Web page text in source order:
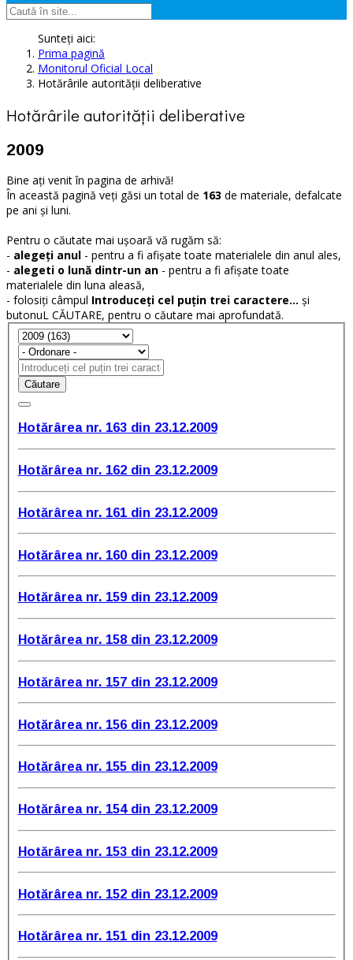
Sunteți aici:
Prima pagină
Monitorul Oficial Local
Hotărârile autorităţii deliberative
Hotărârile autorităţii deliberative
2009
Bine ați venit în pagina de arhivă!
În această pagină veți găsi un total de 163 de materiale, defalcate
pe ani și luni.
Pentru o căutate mai ușoară vă rugăm să:
- alegeți anul - pentru a fi afișate toate materialele din anul ales,
- alegeti o lună dintr-un an - pentru a fi afișate toate
materialele din luna aleasă,
- folosiți câmpul Introduceți cel puțin trei caractere... și
butonuL CĂUTARE, pentru o căutare mai aprofundată.
Căutare
Hotărârea nr. 163 din 23.12.2009
Hotărârea nr. 162 din 23.12.2009
Hotărârea nr. 161 din 23.12.2009
Hotărârea nr. 160 din 23.12.2009
Hotărârea nr. 159 din 23.12.2009
Hotărârea nr. 158 din 23.12.2009
Hotărârea nr. 157 din 23.12.2009
Hotărârea nr. 156 din 23.12.2009
Hotărârea nr. 155 din 23.12.2009
Hotărârea nr. 154 din 23.12.2009
Hotărârea nr. 153 din 23.12.2009
Hotărârea nr. 152 din 23.12.2009
Hotărârea nr. 151 din 23.12.2009